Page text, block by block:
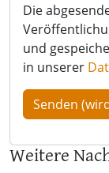
Die
und
in unserer
Weitere